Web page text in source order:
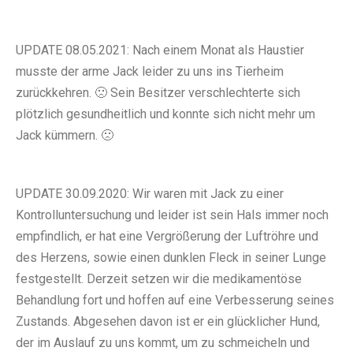
UPDATE 08.05.2021: Nach einem Monat als Haustier
musste der arme Jack leider zu uns ins Tierheim
zurückkehren. 🙁 Sein Besitzer verschlechterte sich
plötzlich gesundheitlich und konnte sich nicht mehr um
Jack kümmern. 🙁
UPDATE 30.09.2020: Wir waren mit Jack zu einer
Kontrolluntersuchung und leider ist sein Hals immer noch
empfindlich, er hat eine Vergrößerung der Luftröhre und
des Herzens, sowie einen dunklen Fleck in seiner Lunge
festgestellt. Derzeit setzen wir die medikamentöse
Behandlung fort und hoffen auf eine Verbesserung seines
Zustands. Abgesehen davon ist er ein glücklicher Hund,
der im Auslauf zu uns kommt, um zu schmeicheln und